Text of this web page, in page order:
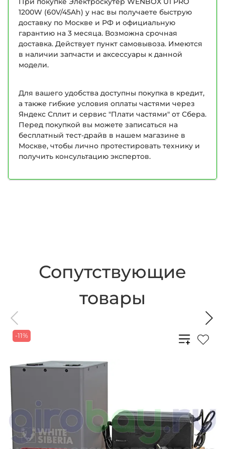
1200W (60V/45Ah) у нас вы получаете быструю
доставку по Москве и РФ и официальную
гарантию на 3 месяца. Возможна срочная
доставка. Действует пункт самовывоза. Имеются
в наличии запчасти и аксессуары к данной
модели.
Для вашего удобства доступны покупка в кредит,
а также гибкие условия оплаты частями через
Яндекс Сплит и сервис "Плати частями" от Сбера.
Перед покупкой вы можете записаться на
бесплатный тест-драйв в нашем магазине в
Москве, чтобы лично протестировать технику и
получить консультацию экспертов.
Сопутствующие
товары
-11%